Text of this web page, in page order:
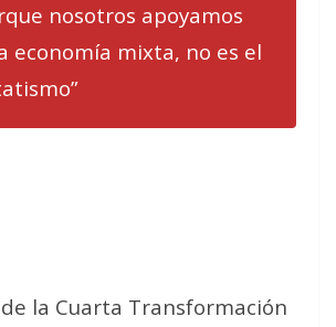
nosotros apoyamos
economía mixta, no es el
la Cuarta Transformación